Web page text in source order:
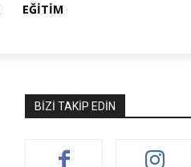
EĞITIM
BIZI TAKIP EDIN